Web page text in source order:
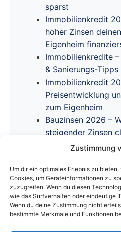
Zustimmung
Um dir ein optimales Erlebnis zu
Cookies, um Geräteinformationen zu
zuzugreifen. Wenn du diesen
wie das Surfverhalten oder eindeutige
Wenn du deine Zustimmung nicht
bestimmte Merkmale und Funktionen
sparst
Immobilienkredit
hoher Zinsen
Eigenheim
Immobilienkredite
& Sanierungs-Tipps
Immobilienkredit
Preisentwicklung
zum Eigenheim
Bauzinsen 2026 –
steigender Zinsen
Förderprogramme